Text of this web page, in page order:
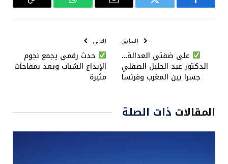
فيسبوك تويتر
البريد
واتساب
Copy
السابق
على ضفتي العدالة…
الدكتور عبد الجليل الصقلي
جسرا بين المغرب وفرنسا
التالي
حدث رقمي يجمع نجوم
الإبداع الشباب ويعد بمفاجآت
مثيرة
المقالات ذات الصلة